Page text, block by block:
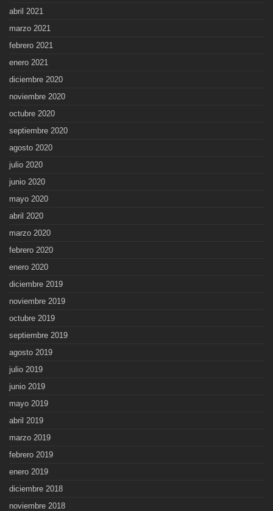
abril 2021
marzo 2021
febrero 2021
enero 2021
diciembre 2020
noviembre 2020
octubre 2020
septiembre 2020
agosto 2020
julio 2020
junio 2020
mayo 2020
abril 2020
marzo 2020
febrero 2020
enero 2020
diciembre 2019
noviembre 2019
octubre 2019
septiembre 2019
agosto 2019
julio 2019
junio 2019
mayo 2019
abril 2019
marzo 2019
febrero 2019
enero 2019
diciembre 2018
noviembre 2018